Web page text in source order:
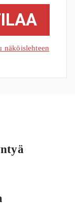
näköislehteen